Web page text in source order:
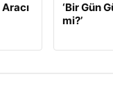
‘Bir Gün
mi?’